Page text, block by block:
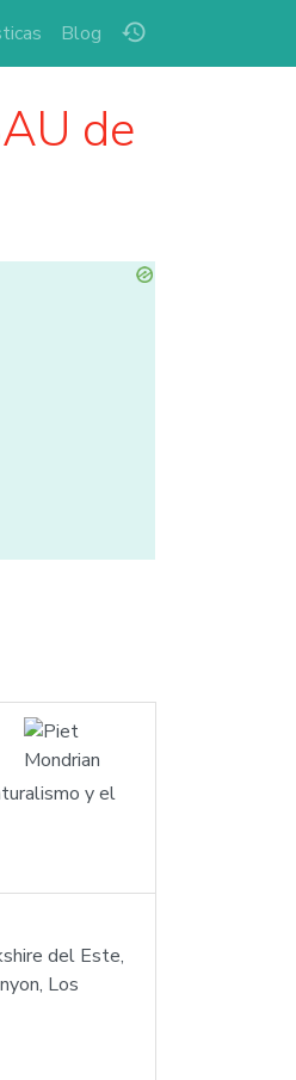
history
Blog
de
y el
del Este,
Los